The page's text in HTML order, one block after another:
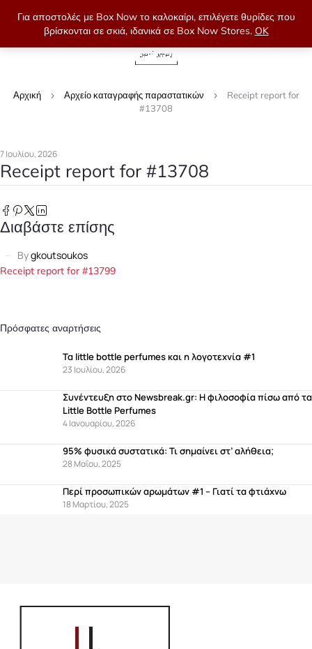
Για αποστολές με Box Now το καλοκαίρι, επιλέγετε θυρίδες που
βρίσκονται σε σκιά, ιδανικά σε Box Now Stores. OK
Αρχική Αρχείο καταγραφής παραστατικών
Receipt report for
#13708
7 Ιουλίου, 2026
Receipt report for #13708
Διαβάστε επίσης
Bygkoutsoukos
Receipt report for #13799
Πρόσφατες αναρτήσεις
Τα little bottle perfumes και η λογοτεχνία #1
23 Ιουλίου, 2026
Συνέντευξη στο Newsbreak.gr: Η φιλοσοφία πίσω από τα
Little Bottle Perfumes
4 Ιανουαρίου, 2026
95% φυσικά συστατικά: Τι σημαίνει στ’ αλήθεια;
28 Μαΐου, 2025
Περί προσωπικών αρωμάτων #1 – Γιατί τα φτιάχνω
18 Μαρτίου, 2025